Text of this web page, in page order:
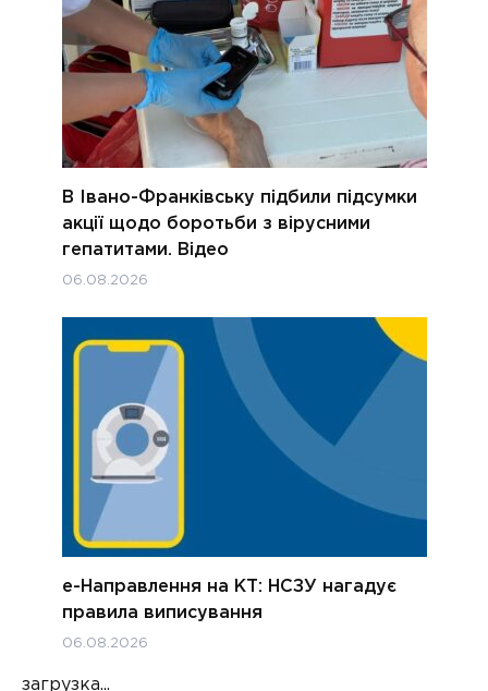
В Івано-Франківську підбили підсумки
акції щодо боротьби з вірусними
гепатитами. Відео
06.08.2026
е-Направлення на КТ: НСЗУ нагадує
правила виписування
06.08.2026
загрузка...